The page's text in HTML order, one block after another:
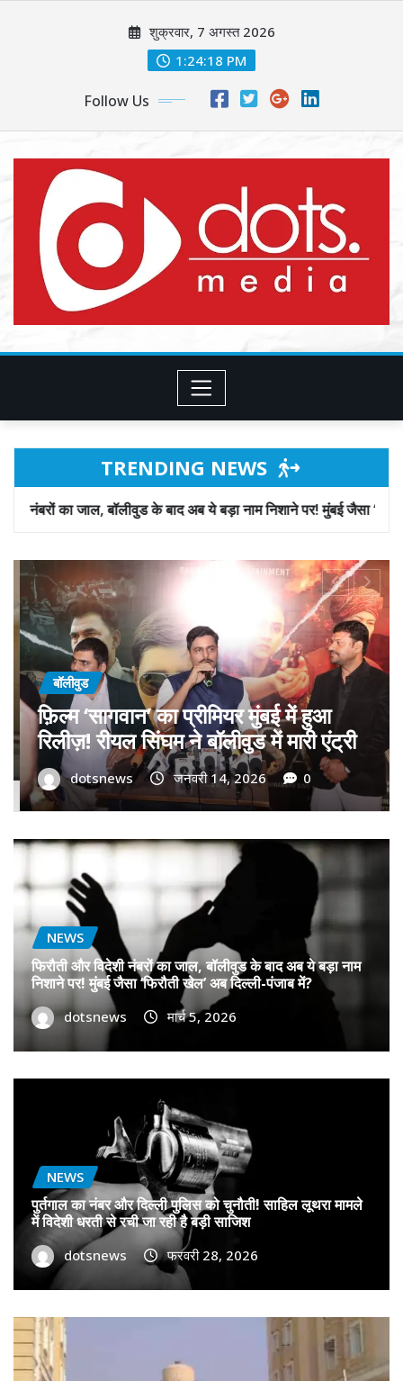
शुक्रवार, 7 अगस्त 2026
1:24:20 PM
Follow Us
TRENDING NEWS
के बाद अब ये बड़ा नाम निशाने पर! मुंबई जैसा ‘फिरौती खेल’ अब दिल्ली-पंजाब
बॉलीवुड
गोवा मुख्यमंत्री डॉ. प्रमोद सावंत का ‘गोदान’
को बड़ा समर्थन; पोस्टर विमोचन कर मथुरा से
फिल्म गोदान की टीम का बढ़ाया मान!
dotsnews जनवरी 9, 2026 0
NEWS
फिरौती और विदेशी नंबरों का जाल, बॉलीवुड के बाद अब ये बड़ा नाम
निशाने पर! मुंबई जैसा ‘फिरौती खेल’ अब दिल्ली-पंजाब में?
dotsnews मार्च 5, 2026
NEWS
पुर्तगाल का नंबर और दिल्ली पुलिस को चुनौती! साहिल लूथरा मामले
में विदेशी धरती से रची जा रही है बड़ी साजिश
dotsnews फरवरी 28, 2026